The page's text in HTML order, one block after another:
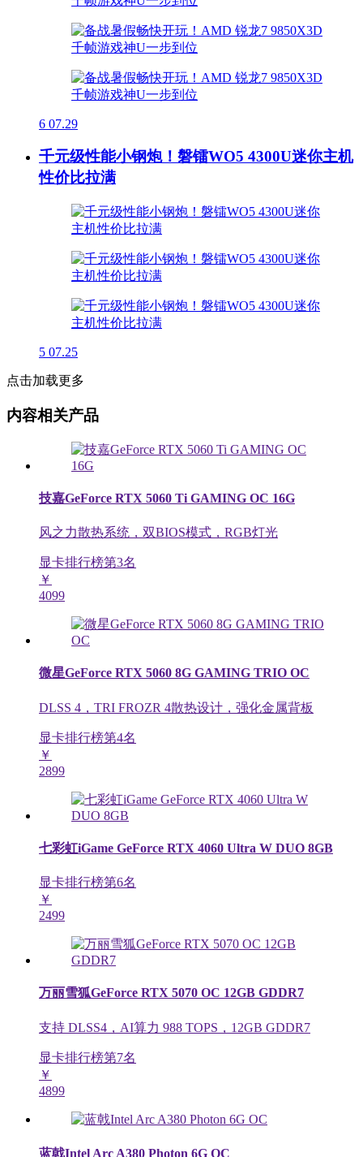
6 07.29
千元级性能小钢炮！磐镭WO5 4300U迷你主机
性价比拉满
5 07.25
点击加载更多
内容相关产品
技嘉GeForce RTX 5060 Ti GAMING OC 16G
风之力散热系统，双BIOS模式，RGB灯光
显卡排行榜第3名
￥
4099
微星GeForce RTX 5060 8G GAMING TRIO OC
DLSS 4，TRI FROZR 4散热设计，强化金属背板
显卡排行榜第4名
￥
2899
七彩虹iGame GeForce RTX 4060 Ultra W DUO 8GB
显卡排行榜第6名
￥
2499
万丽雪狐GeForce RTX 5070 OC 12GB GDDR7
支持 DLSS4，AI算力 988 TOPS，12GB GDDR7
显卡排行榜第7名
￥
4899
蓝戟Intel Arc A380 Photon 6G OC